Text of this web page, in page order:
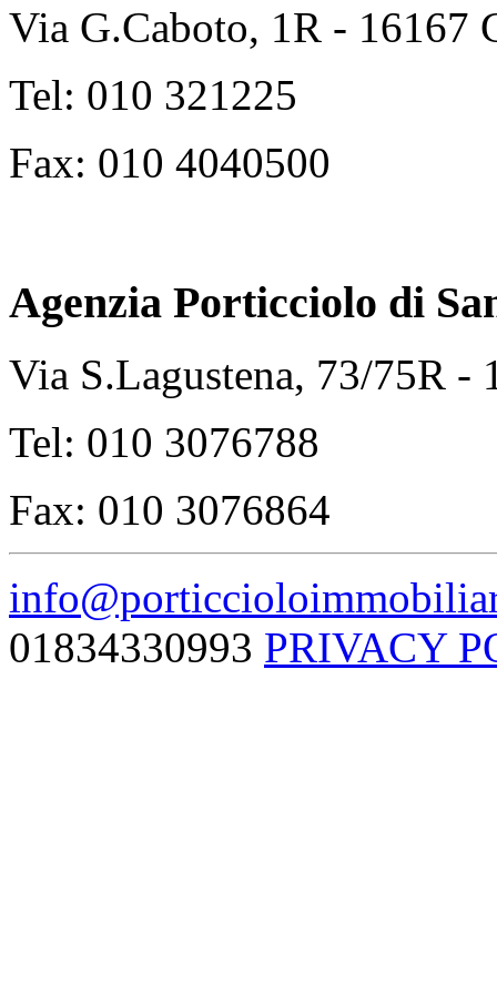
Via G.Caboto, 1R - 16167
Tel: 010 321225
Fax: 010 4040500
Agenzia Porticciolo di
Via S.Lagustena, 73/75R -
Tel: 010 3076788
Fax: 010 3076864
01834330993 PRIVACY